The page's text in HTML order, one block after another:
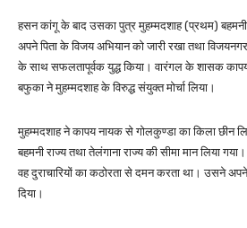
हसन कांगू के बाद उसका पुत्र मुहम्मदशाह (प्रथम)
अपने पिता के विजय अभियान को जारी रखा तथा
के साथ सफलतापूर्वक युद्ध किया। वारंगल के शासक
बफुका ने मुहम्मदशाह के विरुद्ध संयुक्त मोर्चा लिया।
मुहम्मदशाह ने कापय नायक से गोलकुण्डा का किला छीन
बहमनी राज्य तथा तेलंगाना राज्य की सीमा मान लिया
वह दुराचारियों का कठोरता से दमन करता था। उसने
दिया।